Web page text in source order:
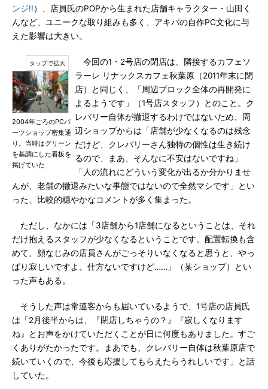
ンジ!!）、店員氏のPOPから生まれた店舗キャラクター・山田く
んなど、ユニークな取り組みも多く、アキバの自作PC文化に与
えた影響は大きい。
2004年ごろのPCパ
ーツショップ密集通
り。当時はグリーン
を基調にした看板を
掲げていた
今回の1・2号店の閉店は、隣接するカフェソ
ラーレ リナックスカフェ秋葉原（2011年末に閉
店）と同じく、「周辺ブロック全体の再開発に
よるようです」（1号店スタッフ）とのこと。ク
レバリー自体が撤退するわけではないため、周
辺ショップからは「店舗が少なくなるのは残念
だけど、クレバリーさん独特の個性は生き続け
るので、まあ、そんなに不安はないですね」
「人の流れにどういう変化が出るか分かりませ
んが、老舗の撤退みたいな事態ではないので全然マシです」とい
った、比較的穏やかなコメントが多く集まった。
ただし、なかには「3店舗から1店舗になるということは、それ
だけ抱えるスタッフが少なくなるということです。配置転換も含
めて、顔なじみの店員さんがごっそりいなくなると思うと、やっ
ぱり寂しいですよ。仕方ないですけど……」（某ショップ）とい
った声もある。
そうした声は常連客からも届いているようで、1号店の店員氏
は「2月後半からは、『閉店しちゃうの？』『寂しくなります
ね』とお声をかけていただくことが日に何度もありました。すご
くありがたかったです。まあでも、クレバリー自体は秋葉原店で
続いていくので、今後も応援してもらえたらうれしいです」と話
していた。